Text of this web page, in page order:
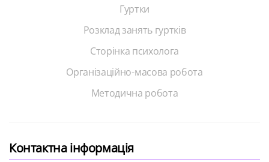
Гуртки
Розклад занять гуртків
Сторінка психолога
Організаційно-масова робота
Методична робота
Контактна інформація